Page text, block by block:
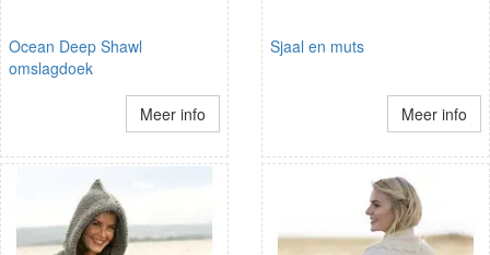
Ocean Deep Shawl
omslagdoek
Meer info
Sjaal en muts
Meer info